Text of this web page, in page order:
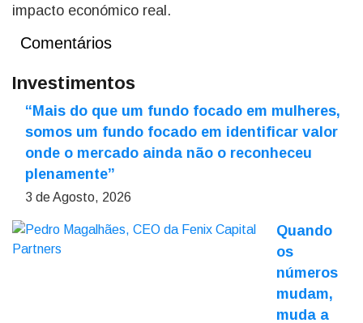
impacto económico real.
Comentários
Investimentos
“Mais do que um fundo focado em mulheres,
somos um fundo focado em identificar valor
onde o mercado ainda não o reconheceu
plenamente”
3 de Agosto, 2026
Quando
os
números
mudam,
muda a